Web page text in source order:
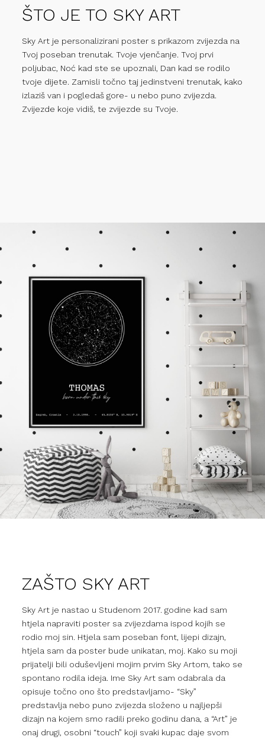
ŠTO JE TO SKY ART
Sky Art je personalizirani poster s prikazom zvijezda na
Tvoj poseban trenutak. Tvoje vjenčanje. Tvoj prvi
poljubac, Noć kad ste se upoznali, Dan kad se rodilo
tvoje dijete. Zamisli točno taj jedinstveni trenutak, kako
izlaziš van i pogledaš gore- u nebo puno zvijezda.
Zvijezde koje vidiš, te zvijezde su Tvoje.
ZAŠTO SKY ART
Sky Art je nastao u Studenom 2017. godine kad sam
htjela napraviti poster sa zvijezdama ispod kojih se
rodio moj sin. Htjela sam poseban font, lijepi dizajn,
htjela sam da poster bude unikatan, moj. Kako su moji
prijatelji bili oduševljeni mojim prvim Sky Artom, tako se
spontano rodila ideja. Ime Sky Art sam odabrala da
opisuje točno ono što predstavljamo- “Sky”
predstavlja nebo puno zvijezda složeno u najljepši
dizajn na kojem smo radili preko godinu dana, a “Art” je
onaj drugi, osobni “touch” koji svaki kupac daje svom